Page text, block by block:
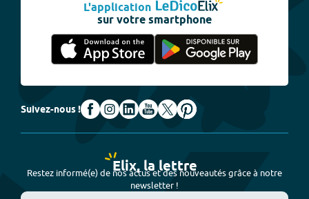
L'application
sur votre smartphone
Suivez-nous !
Elix, la lettre
Restez informé(e) de nos actus et des nouveautés grâce à notre
newsletter !